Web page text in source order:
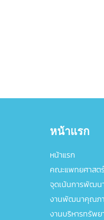
หน้าแรก
หน้าแรก
คณะแพทยศาสต
จุดเน้นการพัฒน
งานพัฒนาคุณภ
งานบริหารทรัพ